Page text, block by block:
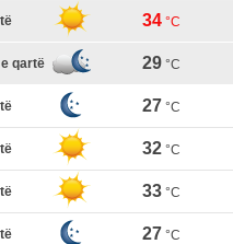
34 °C
qartë 29 °C
27 °C
32 °C
33 °C
27 °C